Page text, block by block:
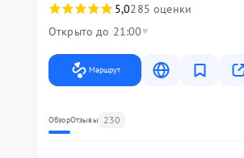
5,0285 оценки
Открыто до 21:00
Маршрут
ОбзорОтзывы 230